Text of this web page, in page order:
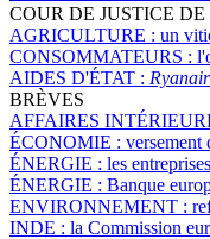
COUR DE JUSTICE
AGRICULTURE : un
CONSOMMATEURS :
AIDES D'ÉTAT : Ryanair
BRÈVES
AFFAIRES
ÉCONOMIE : versement
ÉNERGIE : les
ÉNERGIE : Banque
ENVIRONNEMENT :
INDE : la Commission